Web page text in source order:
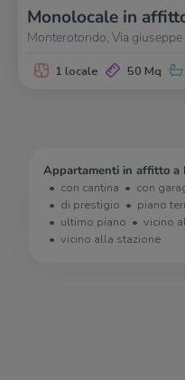
Monolocale in
Monterotondo, Via
1 locale 50 Mq
Appartamenti in affitto a
con cantina
con
di prestigio
piano
ultimo piano
vicino
vicino alla stazione